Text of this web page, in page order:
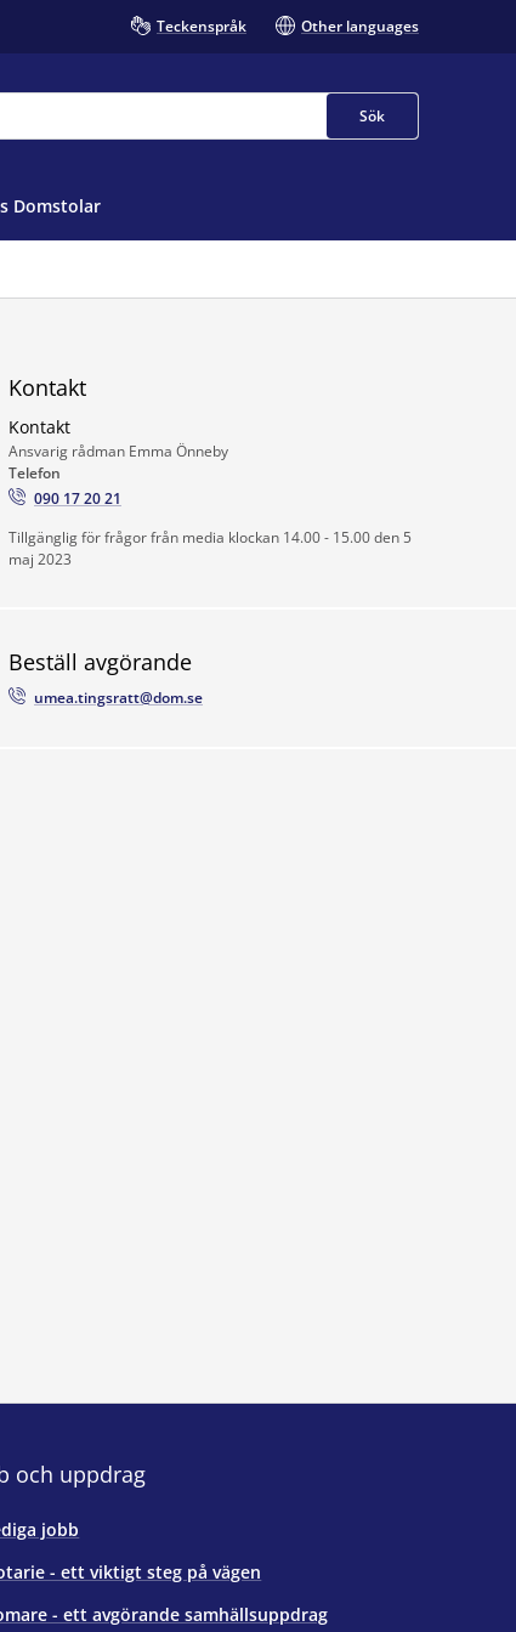
Teckenspråk Other languages
Sök
Domstolar
Kontakt
Kontakt
Ansvarig rådman Emma Önneby
Telefon
090 17 20 21
Tillgänglig för frågor från media klockan 14.00 - 15.00 den 5
maj 2023
Beställ avgörande
umea.tingsratt@dom.se
och uppdrag
jobb
- ett viktigt steg på vägen
- ett avgörande samhällsuppdrag